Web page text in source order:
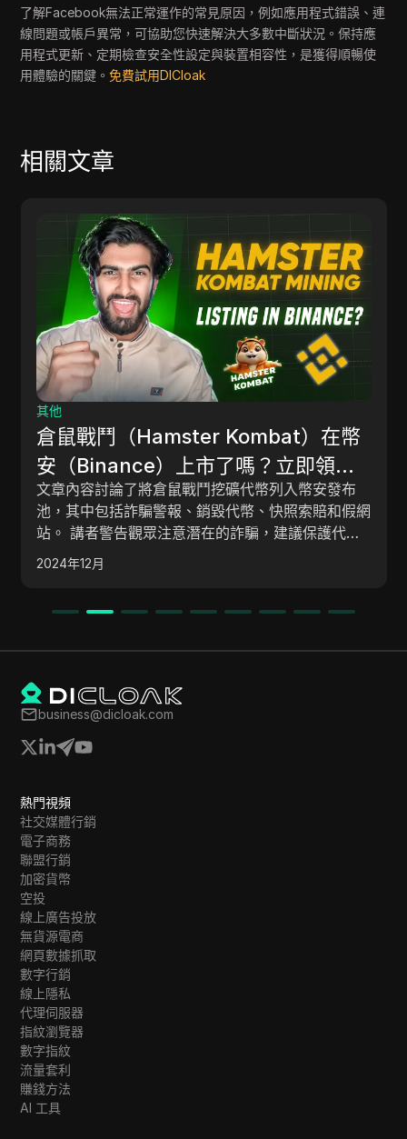
了解Facebook無法正常運作的常見原因，例如應用程式錯誤、連
線問題或帳戶異常，可協助您快速解決大多數中斷狀況。保持應
用程式更新、定期檢查安全性設定與裝置相容性，是獲得順暢使
用體驗的關鍵。免費試用DICloak
相關文章
其他
Solana生態系統新的即時空投 |
Solana基於加密貨幣空投的詳細指南
- #新空投
這份內容是一個教程，教導如何通過使用平台如
Backpack Exchange、Backpack Extension、
Phantom Extension 和 Soul Flare Wallet 參與
Solana 空投。這份教程還包括獲取 NFT 和增加交
2024年12月
business@dicloak.com
熱門視頻
社交媒體行銷
電子商務
聯盟行銷
加密貨幣
空投
線上廣告投放
無貨源電商
網頁數據抓取
數字行銷
線上隱私
代理伺服器
指紋瀏覽器
數字指紋
流量套利
賺錢方法
AI 工具